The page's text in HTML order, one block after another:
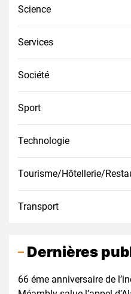
Science
Services
Société
Sport
Technologie
Tourisme/Hôtellerie/
Transport
Dernières
66 éme anniversaire de